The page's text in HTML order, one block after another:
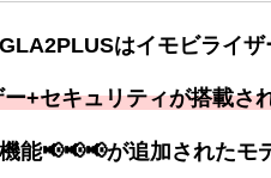
はイモビライザ
+セキュリティが搭載さ
能📢📢📢が追加されたモ